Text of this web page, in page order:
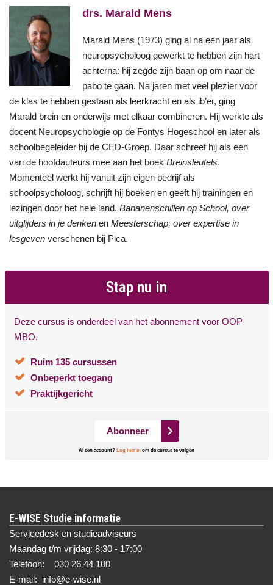
drs. Marald Mens
Marald Mens (1973) ging al na een jaar als
neuropsycholoog gewerkt te hebben zijn hart
achterna: hij zegde zijn baan op om naar de
pabo te gaan. Na jaren met veel plezier voor
de klas te hebben gestaan als leerkracht en als ib’er, ging
Marald brein en onderwijs met elkaar combineren. Hij werkte als
docent Neuropsychologie op de Fontys Hogeschool en later als
schoolbegeleider bij de CED-Groep. Daar schreef hij als een
van de hoofdauteurs mee aan het boek Breinsleutels.
Momenteel werkt hij vanuit zijn eigen bedrijf als
schoolpsycholoog, schrijft hij boeken en geeft hij trainingen en
lezingen door het hele land. Bananenschillen op School, over
uitglijders in je denken en Meesterschap, over expertise in
lesgeven verschenen bij Pica.
Stap nu in
Deze cursus is onderdeel van het abonnement voor OOP
MBO.
Ruim 135 cursussen
Onbeperkt toegang
Praktijkgericht
Abonneer
Al een account? Log hier in om de cursus te volgen
E-WISE Studie informatie
Servicedesk en studieadviseurs
Maandag t/m vrijdag: 8:30 - 17:00
Telefoon: 030 26 44 100
E-mail: info@e-wise.nl